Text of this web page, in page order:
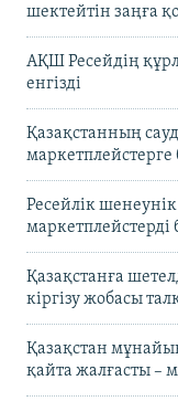
шектейтін заңға
АҚШ Ресейдің
енгізді
Қазақстанның
Ресейлік
маркетплейстерді
Қазақстанға
кіргізу жобасы
Қазақстан
қайта жалғасты –